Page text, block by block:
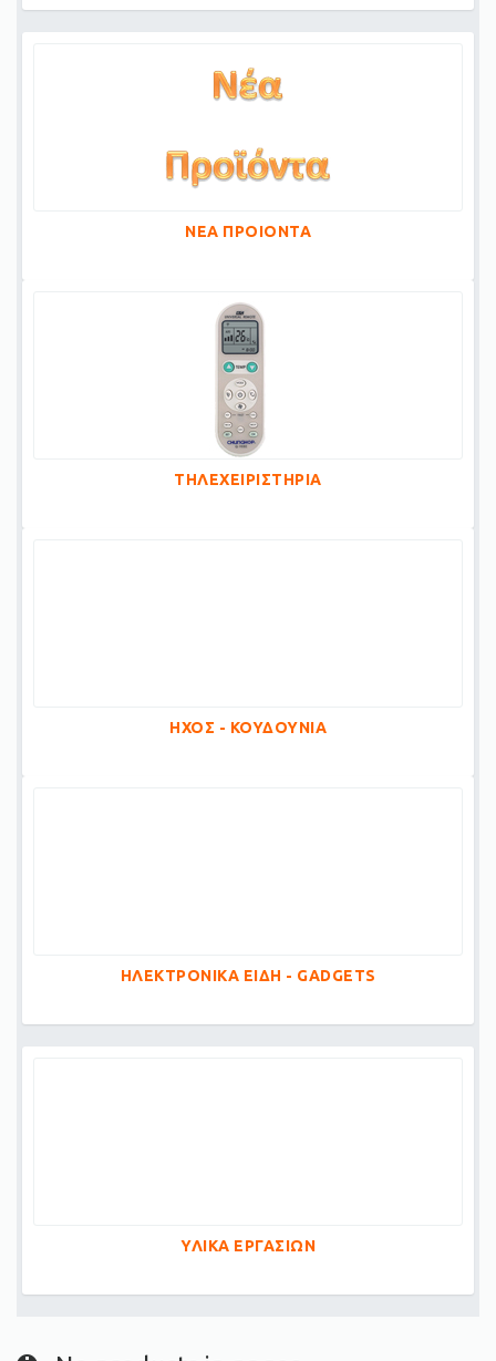
ΝΕΑ ΠΡΟΙΟΝΤΑ
ΤΗΛΕΧΕΙΡΙΣΤΗΡΙΑ
ΗΧΟΣ - ΚΟΥΔΟΥΝΙΑ
ΗΛΕΚΤΡΟΝΙΚΑ ΕΙΔΗ - GADGETS
ΥΛΙΚΑ ΕΡΓΑΣΙΩΝ